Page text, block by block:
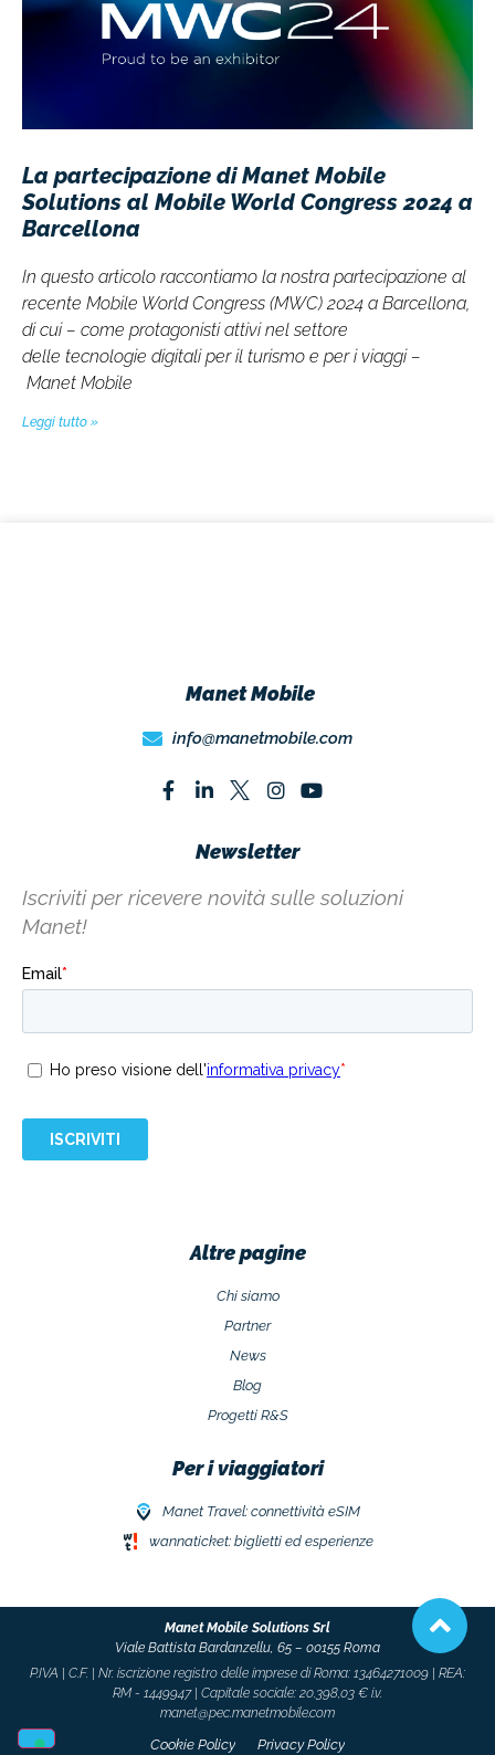
La partecipazione di Manet Mobile
Solutions al Mobile World Congress 2024 a
Barcellona
In questo articolo raccontiamo la nostra partecipazione al
recente Mobile World Congress (MWC) 2024 a Barcellona,
di cui – come protagonisti attivi nel settore
delle tecnologie digitali per il turismo e per i viaggi –
Manet Mobile
Leggi tutto »
Manet Mobile
info@manetmobile.com
Newsletter
Iscriviti per ricevere novità sulle soluzioni
Manet!
Altre pagine
Chi siamo
Partner
News
Blog
Progetti R&S
Per i viaggiatori
Manet Travel: connettività eSIM
wannaticket: biglietti ed esperienze
Manet Mobile Solutions Srl
Viale Battista Bardanzellu, 65 – 00155 Roma
P.IVA | C.F. | Nr. iscrizione registro delle imprese di Roma: 13464271009 | REA:
RM - 1449947 | Capitale sociale: 20.398,03 € i.v.
manet@pec.manetmobile.com
Cookie Policy​ Privacy Policy​